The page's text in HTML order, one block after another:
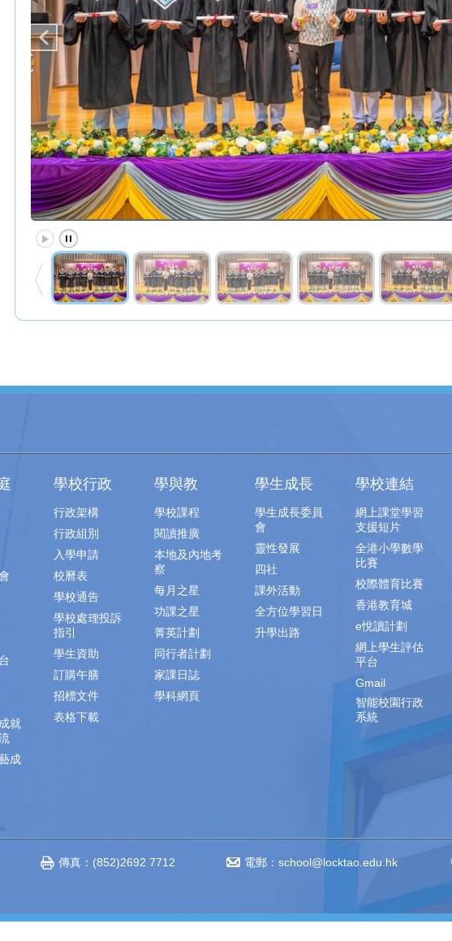
就
成
學校行政
行政架構
行政組別
入學申請
校曆表
學校通告
學校處理投訴
指引
學生資助
訂購午膳
招標文件
表格下載
學與教
學校課程
閱讀推廣
本地及內地考
察
每月之星
功課之星
菁英計劃
同行者計劃
家課日誌
學科網頁
學生成長
學生成長委員
會
靈性發展
四社
課外活動
全方位學習日
升學出路
學校連結
網上課堂學習
支援短片
全港小學數學
比賽
校際體育比賽
香港教育城
e悅讀計劃
網上學生評估
平台
Gmail
智能校園行政
系統
傳真：(852)2692 7712 電郵： school@locktao.edu.hk